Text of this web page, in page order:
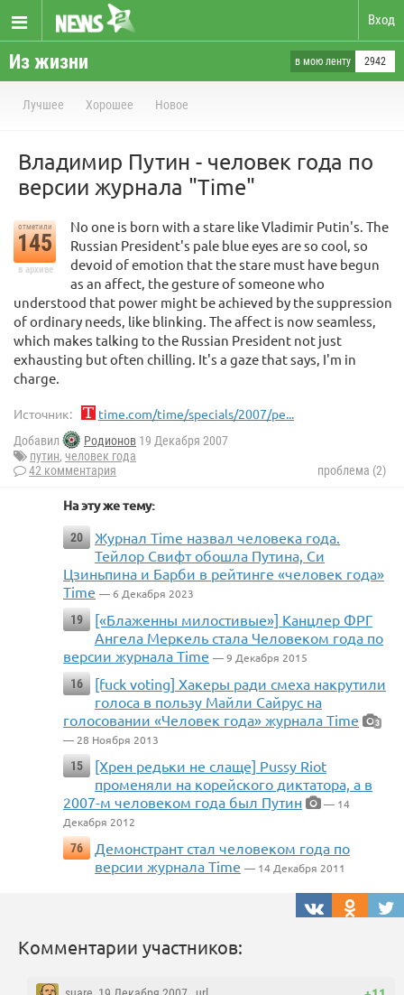
Вход
Из жизни в мою ленту 2942
Лучшее Хорошее Новое
Владимир Путин - человек года по
версии журнала "Time"
отметили
145
в архиве
No one is born with a stare like Vladimir Putin's. The
Russian President's pale blue eyes are so cool, so
devoid of emotion that the stare must have begun
as an affect, the gesture of someone who
understood that power might be achieved by the suppression
of ordinary needs, like blinking. The affect is now seamless,
which makes talking to the Russian President not just
exhausting but often chilling. It's a gaze that says, I'm in
charge.
Источник: time.com/time/specials/2007/pe...
Добавил Родионов 19 Декабря 2007
путин, человек года
42 комментария
проблема (2)
На эту же тему:
20
Журнал Time назвал человека года.
Тейлор Свифт обошла Путина, Си
Цзиньпина и Барби в рейтинге «человек года»
Time — 6 Декабря 2023
19
[«Блаженны милостивые»] Канцлер ФРГ
Ангела Меркель стала Человеком года по
версии журнала Time — 9 Декабря 2015
16
[fuck voting] Хакеры ради смеха накрутили
голоса в пользу Майли Сайрус на
голосовании «Человек года» журнала Time
3
— 28 Ноября 2013
15
[Хрен редьки не слаще] Pussy Riot
променяли на корейского диктатора, а в
2007-м человеком года был Путин
— 14
Декабря 2012
76
Демонстрант стал человеком года по
версии журнала Time — 14 Декабря 2011
Комментарии участников: